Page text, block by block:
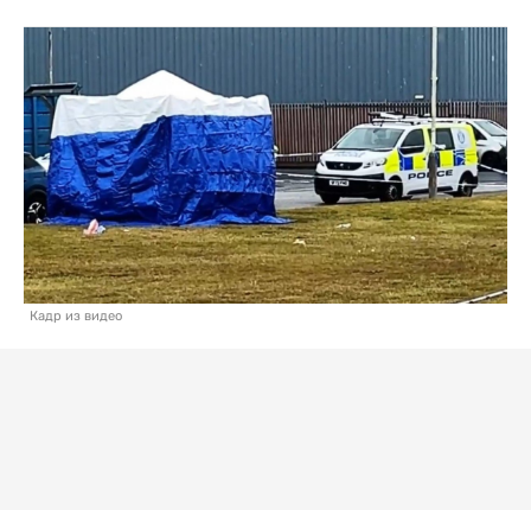
Кадр из видео